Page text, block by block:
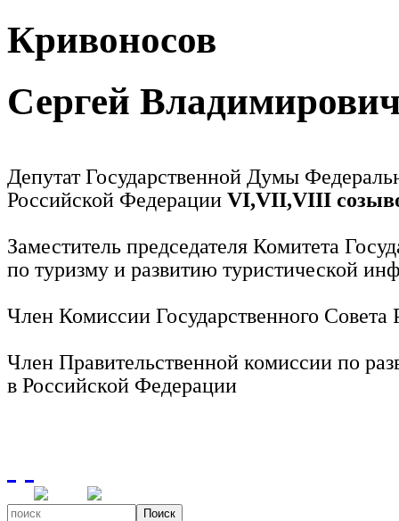
Кривоносов
Сергей
Депутат Государственной Думы
Российской Федерации VI,VII,VIII
Заместитель председателя Комитета
по туризму и развитию туристической
Член Комиссии Государственного
Член Правительственной комиссии по
в Российской Федерации
Поиск